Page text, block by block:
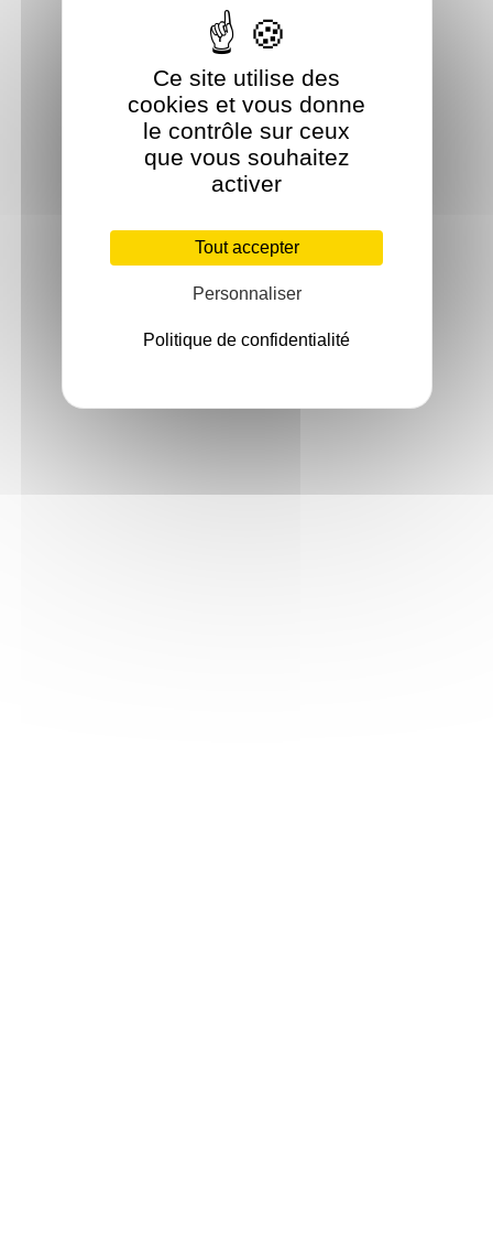
Ce site utilise des
cookies et vous donne
le contrôle sur ceux
que vous souhaitez
activer
Tout accepter
Personnaliser
Politique de confidentialité